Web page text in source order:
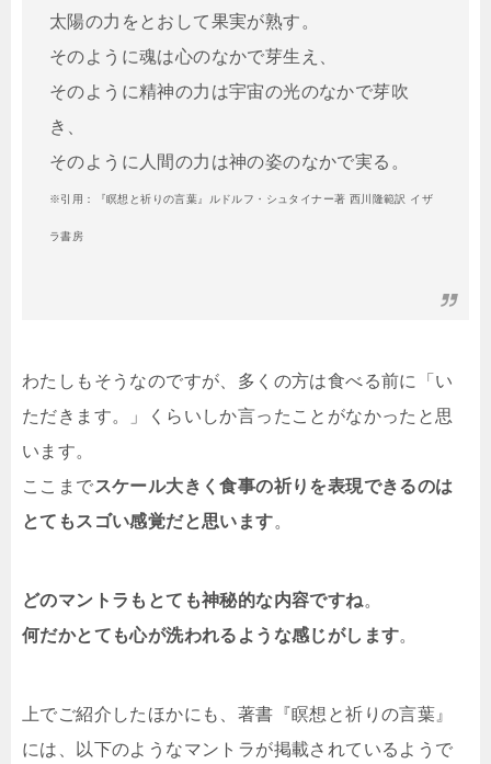
太陽の力をとおして果実が熟す。
そのように魂は心のなかで芽生え、
そのように精神の力は宇宙の光のなかで芽吹
き、
そのように人間の力は神の姿のなかで実る。
※引用：『瞑想と祈りの言葉』ルドルフ・シュタイナー著 西川隆範訳 イザ
ラ書房
わたしもそうなのですが、多くの方は食べる前に「い
ただきます。」くらいしか言ったことがなかったと思
います。
ここまでスケール大きく食事の祈りを表現できるのは
とてもスゴい感覚だと思います。
どのマントラもとても神秘的な内容ですね。
何だかとても心が洗われるような感じがします。
上でご紹介したほかにも、著書『瞑想と祈りの言葉』
には、以下のようなマントラが掲載されているようで